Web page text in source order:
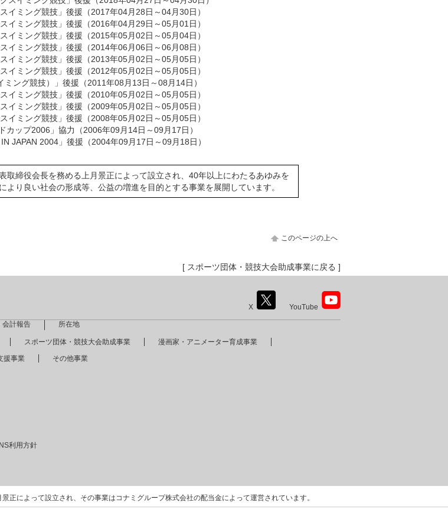
イミング競技」後援 （2017年04月28日～04月30日）
イミング競技」後援 （2016年04月29日～05月01日）
イミング競技」後援 （2015年05月02日～05月04日）
イミング競技」後援 （2014年06月06日～06月08日）
イミング競技」後援 （2013年05月02日～05月05日）
イミング競技」後援 （2012年05月02日～05月05日）
ミング競技）」後援 （2011年08月13日～08月14日）
イミング競技」後援 （2010年05月02日～05月05日）
イミング競技」後援 （2009年05月02日～05月05日）
イミング競技」後援 （2008年05月02日～05月05日）
カップ2006」協力 （2006年09月14日～09月17日）
JAPAN 2004」後援 （2004年09月17日～09月18日）
取締役会長を務める上月景正によって設立され、40年以上にわたるあゆみを
り良い社会の形成等、公益の増進を目的とする事業を展開しています。
このページの上へ
[ スポーツ団体・競技大会助成事業に戻る ]
X YouTube
会計報告 所在地
スポーツ団体・競技大会助成事業 漫画家・アニメーター育成事業
援事業 その他事業
利用方針
正によって設立され、その事業はコナミグループ株式会社の配当金によって運営されています。